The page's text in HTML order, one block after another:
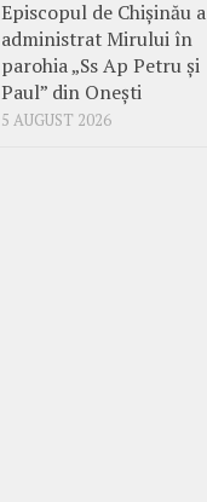
Episcopul de Chișinău a
administrat Mirului în
parohia „Ss Ap Petru și
Paul” din Onești
5 AUGUST 2026